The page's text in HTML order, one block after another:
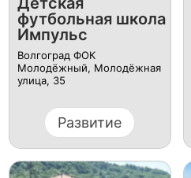
футбольная школа
Импульс
Волгоград ФОК
Молодёжный, Молодёжная
улица, 35
Развитие